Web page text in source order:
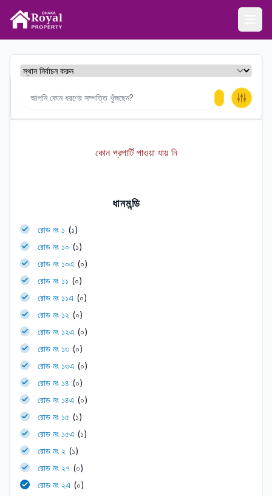
ঢাকা রয়েল প্রপার্টি
কোন প্রপার্টি পাওয়া যায় নি
ধানমন্ডি
রোড নং ১ (১)
রোড নং ১০ (১)
রোড নং ১০এ (০)
রোড নং ১১ (০)
রোড নং ১১এ (০)
রোড নং ১২ (০)
রোড নং ১২এ (০)
রোড নং ১৩ (০)
রোড নং ১৩এ (০)
রোড নং ১৪ (০)
রোড নং ১৪এ (০)
রোড নং ১৫ (১)
রোড নং ১৫এ (১)
রোড নং ২ (১)
রোড নং ২৭ (০)
রোড নং ২এ (০)